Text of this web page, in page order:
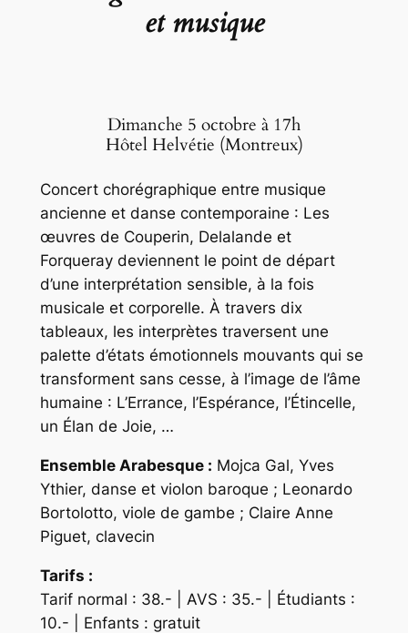
et musique
Dimanche 5 octobre à 17h
Hôtel Helvétie (Montreux)
Concert chorégraphique entre musique
ancienne et danse contemporaine : Les
œuvres de Couperin, Delalande et
Forqueray deviennent le point de départ
d’une interprétation sensible, à la fois
musicale et corporelle. À travers dix
tableaux, les interprètes traversent une
palette d’états émotionnels mouvants qui se
transforment sans cesse, à l’image de l’âme
humaine : L’Errance, l’Espérance, l’Étincelle,
un Élan de Joie, …
Ensemble Arabesque : Mojca Gal, Yves
Ythier, danse et violon baroque ; Leonardo
Bortolotto, viole de gambe ; Claire Anne
Piguet, clavecin
Tarifs :
Tarif normal : 38.- | AVS : 35.- | Étudiants :
10.- | Enfants : gratuit